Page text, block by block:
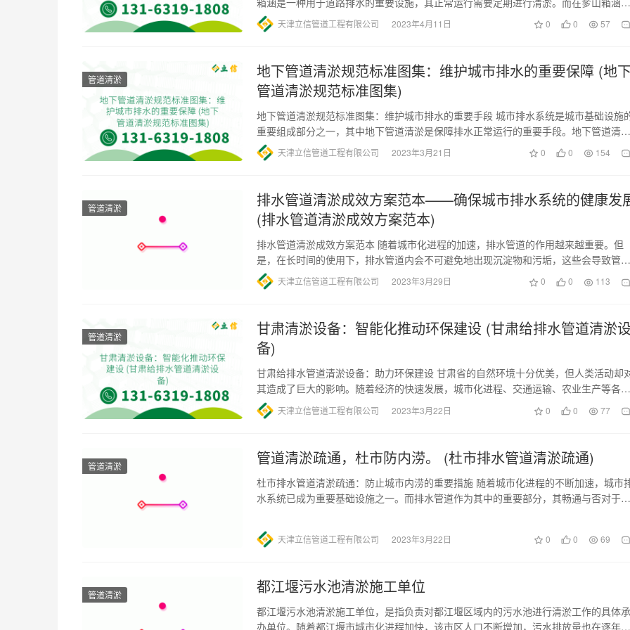
淤地址，可以为箱涵提供专业、…
天津立信管道工程有限公司 2023年4月11日 0 0 57
管道清淤
地下管道清淤规范标准图集：维护城市排水的重要保障 (地下
管道清淤规范标准图集)
地下管道清淤规范标准图集：维护城市排水的重要手段 城市排水系统是城市基础设施
重要组成部分之一，其中地下管道清淤是保障排水正常运行的重要手段。地下管道清淤
规范标准图集是指按照国家有…
天津立信管道工程有限公司 2023年3月21日 0 0 154
管道清淤
排水管道清淤成效方案范本——确保城市排水系统的健康发
(排水管道清淤成效方案范本)
排水管道清淤成效方案范本 随着城市化进程的加速，排水管道的作用越来越重要。但
是，在长时间的使用下，排水管道内会不可避免地出现沉淀物和污垢，这些会导致管道
堵塞、水流缓慢等问题。因此，…
天津立信管道工程有限公司 2023年3月29日 0 0 113
管道清淤
甘肃清淤设备：智能化推动环保建设 (甘肃给排水管道清淤设
备)
甘肃给排水管道清淤设备：助力环保建设 甘肃省的自然环境十分优美，但人类活动却
其造成了巨大的影响。随着经济的快速发展，城市化进程、交通运输、农业生产等各种
因素都导致了水污染和水资源…
天津立信管道工程有限公司 2023年3月22日 0 0 77
管道清淤 管道清淤疏通，杜市防内涝。 (杜市排水管道清淤疏通)
杜市排水管道清淤疏通：防止城市内涝的重要措施 随着城市化进程的不断加速，城市
水系统已成为重要基础设施之一。而排水管道作为其中的重要部分，其畅通与否对于城
天津立信管道工程有限公司 2023年3月22日 0 0 69
管道清淤 都江堰污水池清淤施工单位
都江堰污水池清淤施工单位，是指负责对都江堰区域内的污水池进行清淤工作的具体承
办单位。随着都江堰市城市化进程加快，该市区人口不断增加，污水排放量也在逐年增